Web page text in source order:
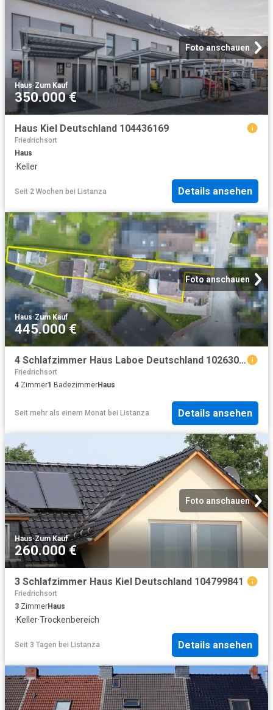
Foto anschauen
Haus·Zum Kauf
350.000 €
Haus Kiel Deutschland 104436169
Friedrichsort
Haus
·Keller
Seit 2 Wochen bei Listanza Details ansehen
Foto anschauen
Haus·Zum Kauf
445.000 €
4 Schlafzimmer Haus Laboe Deutschland 102630238
Friedrichsort
4 Zimmer1 BadezimmerHaus
Seit mehr als einem Monat bei Listanza Details ansehen
Foto anschauen
Haus·Zum Kauf
260.000 €
3 Schlafzimmer Haus Kiel Deutschland 104799841
Friedrichsort
3 ZimmerHaus
·Keller·Trockenbereich
Seit 3 Tagen bei Listanza Details ansehen